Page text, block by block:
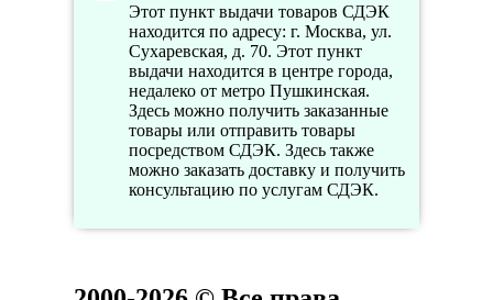
Этот пункт выдачи товаров СДЭК
находится по адресу: г. Москва, ул.
Сухаревская, д. 70. Этот пункт
выдачи находится в центре города,
недалеко от метро Пушкинская.
Здесь можно получить заказанные
товары или отправить товары
посредством СДЭК. Здесь также
можно заказать доставку и получить
консультацию по услугам СДЭК.